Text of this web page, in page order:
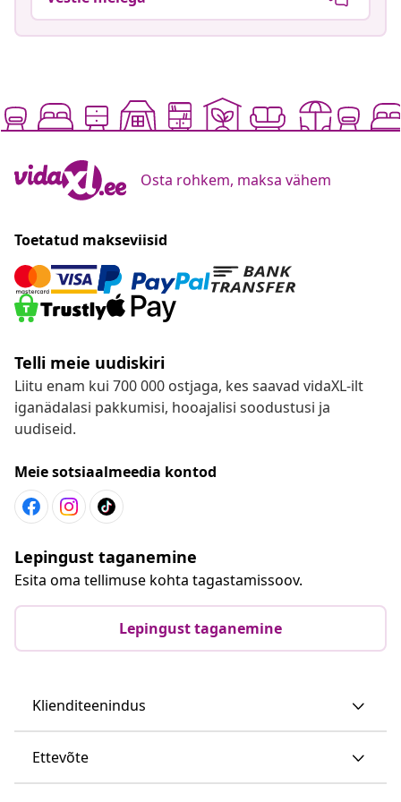
Osta rohkem, maksa vähem
Toetatud makseviisid
Telli meie uudiskiri
Liitu enam kui 700 000 ostjaga, kes saavad vidaXL-ilt
iganädalasi pakkumisi, hooajalisi soodustusi ja
uudiseid.
Meie sotsiaalmeedia kontod
Lepingust taganemine
Esita oma tellimuse kohta tagastamissoov.
Lepingust taganemine
Klienditeenindus
Ettevõte